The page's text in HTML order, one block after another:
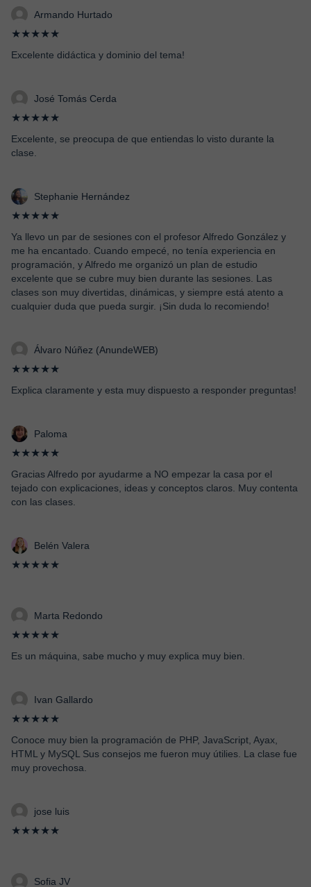
Armando Hurtado
★★★★★
Excelente didáctica y dominio del tema!
José Tomás Cerda
★★★★★
Excelente, se preocupa de que entiendas lo visto durante la
clase.
Stephanie Hernández
★★★★★
Ya llevo un par de sesiones con el profesor Alfredo González y
me ha encantado. Cuando empecé, no tenía experiencia en
programación, y Alfredo me organizó un plan de estudio
excelente que se cubre muy bien durante las sesiones. Las
clases son muy divertidas, dinámicas, y siempre está atento a
cualquier duda que pueda surgir. ¡Sin duda lo recomiendo!
Álvaro Núñez (AnundeWEB)
★★★★★
Explica claramente y esta muy dispuesto a responder preguntas!
Paloma
★★★★★
Gracias Alfredo por ayudarme a NO empezar la casa por el
tejado con explicaciones, ideas y conceptos claros. Muy contenta
con las clases.
Belén Valera
★★★★★
Marta Redondo
★★★★★
Es un máquina, sabe mucho y muy explica muy bien.
Ivan Gallardo
★★★★★
Conoce muy bien la programación de PHP, JavaScript, Ayax,
HTML y MySQL Sus consejos me fueron muy útilies. La clase fue
muy provechosa.
jose luis
★★★★★
Sofia JV